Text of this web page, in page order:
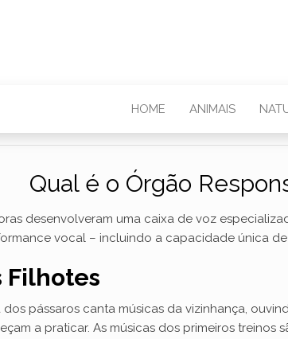
HOME ANIMAIS
Qual é o Órgão
desenvolveram uma caixa de voz
vocal – incluindo a capacidade única
Filhotes
pássaros canta músicas da vizinhança,
a praticar. As músicas dos primeiros